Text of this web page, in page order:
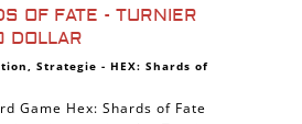
OF FATE - TURNIER
, Strategie - HEX: Shards of
Game Hex: Shards of Fate